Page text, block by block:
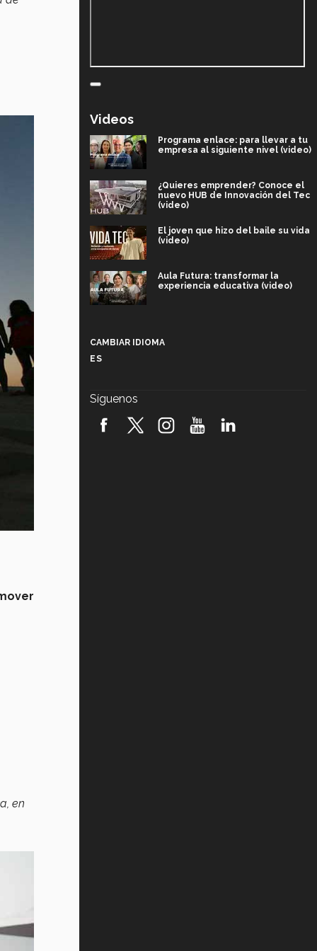
en
Videos
Programa enlace: para llevar a tu
empresa al siguiente nivel (video)
¿Quieres emprender? Conoce el
nuevo HUB de Innovación del Tec
(video)
El joven que hizo del baile su vida
(video)
Aula Futura: transformar la
experiencia educativa (video)
robótica FIRST 2026! (video)
CAMBIAR IDIOMA
ES
Síguenos